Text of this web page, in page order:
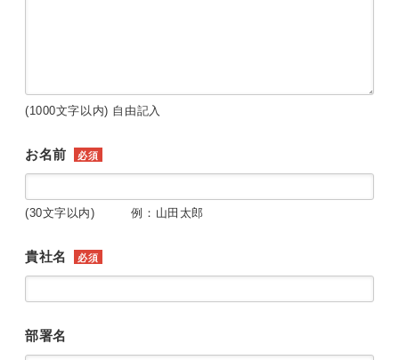
(1000文字以内) 自由記入
お名前 必須
(30文字以内) 例：山田太郎
貴社名 必須
部署名